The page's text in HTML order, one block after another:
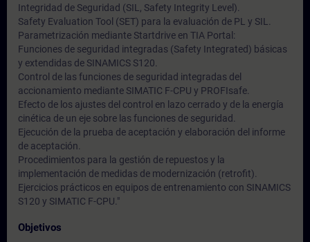
Integridad de Seguridad (SIL, Safety Integrity Level).
Safety Evaluation Tool (SET) para la evaluación de PL y SIL.
Parametrización mediante Startdrive en TIA Portal:
Funciones de seguridad integradas (Safety Integrated) básicas
y extendidas de SINAMICS S120.
Control de las funciones de seguridad integradas del
accionamiento mediante SIMATIC F-CPU y PROFIsafe.
Efecto de los ajustes del control en lazo cerrado y de la energía
cinética de un eje sobre las funciones de seguridad.
Ejecución de la prueba de aceptación y elaboración del informe
de aceptación.
Procedimientos para la gestión de repuestos y la
implementación de medidas de modernización (retrofit).
Ejercicios prácticos en equipos de entrenamiento con SINAMICS
S120 y SIMATIC F-CPU."
Objetivos